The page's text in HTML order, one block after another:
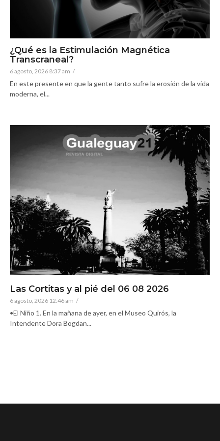
¿Qué es la Estimulación Magnética
Transcraneal?
6 agosto, 2026 8:37 am /
En este presente en que la gente tanto sufre la erosión de la vida
moderna, el...
Las Cortitas y al pié del 06 08 2026
6 agosto, 2026 12:46 am /
•El Niño 1. En la mañana de ayer, en el Museo Quirós, la
Intendente Dora Bogdan...